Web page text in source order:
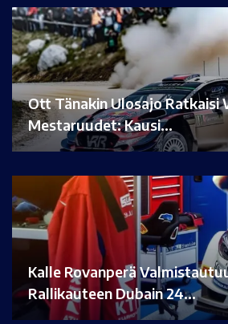
Ott Tänakin Ulosajo Ratkaisi
Mestaruudet: Kausi…
Kalle Rovanperä
Rallikauteen Dubain 24…